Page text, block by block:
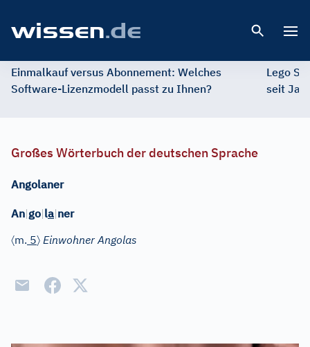
Einmalkauf versus Abonnement: Welches
Software-Lizenzmodell passt zu Ihnen?
Lego
seit
Großes Wörterbuch der deutschen Sprache
Angolaner
An|go|la|ner
〈m. 5〉 Einwohner Angolas